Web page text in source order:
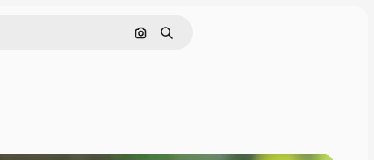
Cerca per immagine
Ricerca